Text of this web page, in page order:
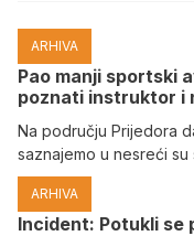
ARHIVA
Pao manji sportski
poznati instruktor i
Na području Prijedora
saznajemo u nesreći
ARHIVA
Incident: Potukli se